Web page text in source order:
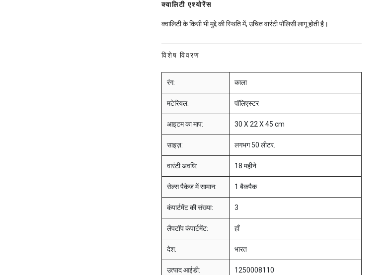
क्वालिटी एश्योरेंस
क्वालिटी के किसी भी मुद्दे की स्थिति में, उचित वारंटी पॉलिसी लागू होती है।
विशेष विवरण
रंग: काला
मटेरियल: पॉलिएस्टर
आइटम का माप: 30 X 22 X 45 cm
साइज़: लगभग 50 लीटर.
वारंटी अवधि: 18 महीने
सेल्स पैकेज में सामान: 1 बैकपैक
कंपार्टमेंट की संख्या: 3
लैपटॉप कंपार्टमेंट: हाँ
देश: भारत
उत्पाद आईडी: 1250008110